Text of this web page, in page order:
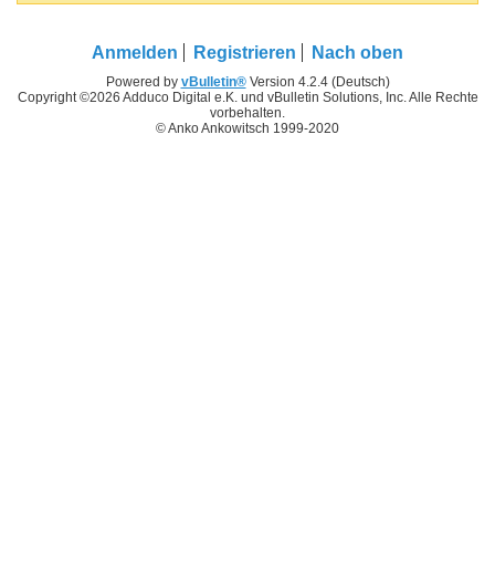
Anmelden Registrieren Nach oben
Powered by vBulletin®Version 4.2.4 (Deutsch)
Copyright ©2026 Adduco Digital e.K. und vBulletin Solutions, Inc. Alle Rechte
vorbehalten.
© Anko Ankowitsch 1999-2020